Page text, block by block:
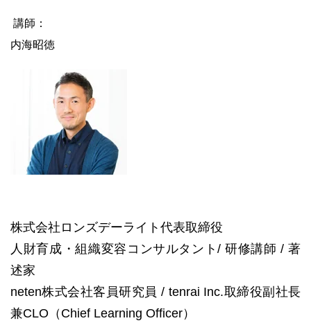
講師：
内海昭徳
株式会社ロンズデーライト代表取締役
人財育成・組織変容コンサルタント/ 研修講師 / 著
述家
neten株式会社客員研究員 / tenrai Inc.取締役副社長
兼CLO（Chief Learning Officer）